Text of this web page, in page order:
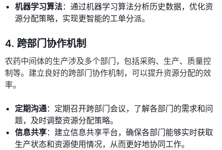
机器学习算法：通过机器学习算法分析历史数据，优化资
源分配策略，实现更智能的工单分派。
4. 跨部门协作机制
农药中间体的生产涉及多个部门，包括采购、生产、质量控
制等。建立良好的跨部门协作机制，可以提升资源分配的效
率。
定期沟通：定期召开跨部门会议，了解各部门的需求和问
题，及时调整资源分配策略。
信息共享：建立信息共享平台，确保各部门能够实时获取
生产状态和资源使用情况，从而更好地协同工作。